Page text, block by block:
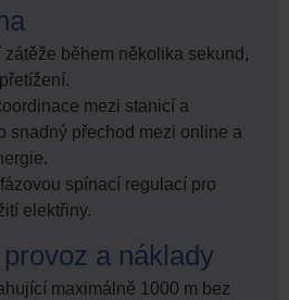
zátěže během několika sekund,
mezi stanicí a
snadný přechod mezi online a
spínací regulací pro
elektřiny.
a náklady
maximálně 1000 m bez